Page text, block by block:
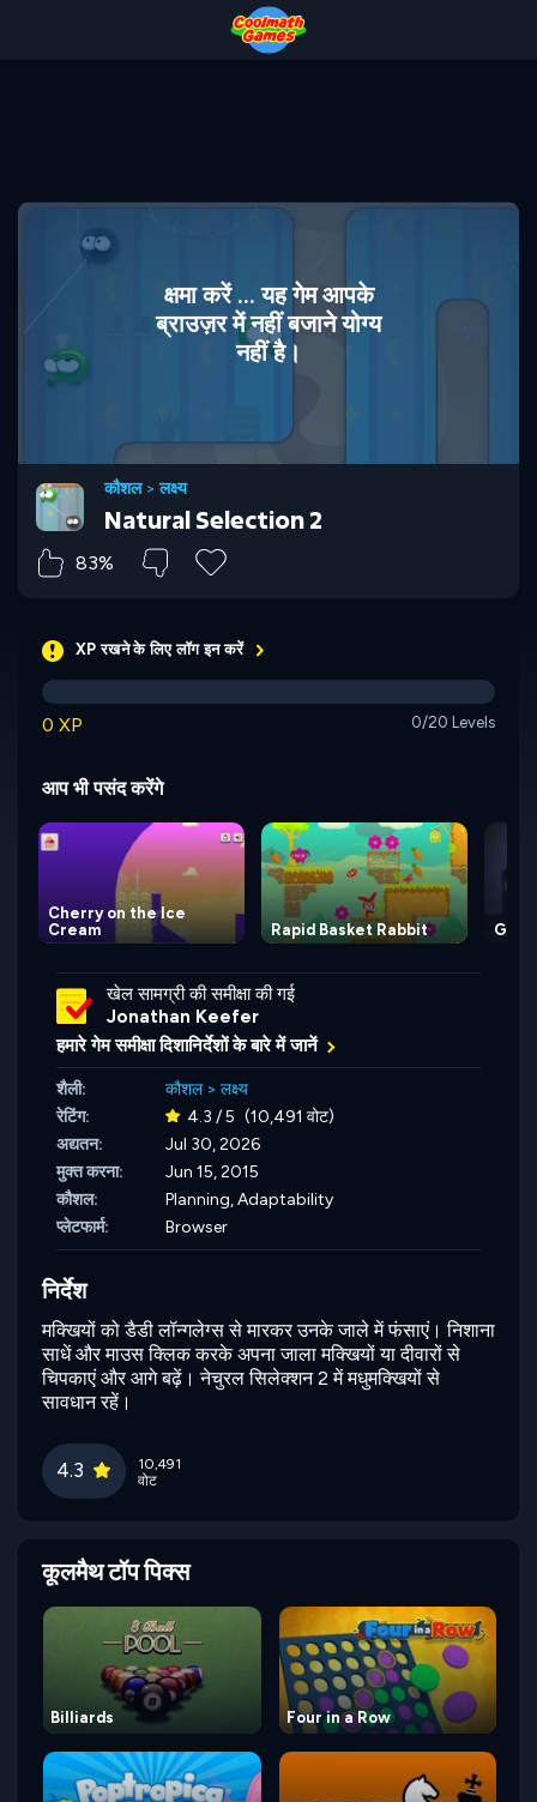
क्षमा करें ... यह गेम आपके
ब्राउज़र में नहीं बजाने योग्य
नहीं है।
कौशल>लक्ष्य
Natural Selection 2
83%
XP रखने के लिए लॉग इन करें
0 XP 0/20 Levels
आप भी पसंद करेंगे
Cherry on the Ice
Cream
Rapid Basket Rabbit
खेल सामग्री की समीक्षा की गई
Jonathan Keefer
हमारे गेम समीक्षा दिशानिर्देशों के बारे में जानें
शैली: कौशल> लक्ष्य
रेटिंग:
4.3 / 5 (10,491 वोट)
अद्यतन:
Jul 30, 2026
मुक्त करना:
Jun 15, 2015
कौशल:
Planning,Adaptability
प्लेटफार्म:
Browser
निर्देश
मक्खियों को डैडी लॉन्गलेग्स से मारकर उनके जाले में फंसाएं। निशाना
साधें और माउस क्लिक करके अपना जाला मक्खियों या दीवारों से
चिपकाएं और आगे बढ़ें। नेचुरल सिलेक्शन 2 में मधुमक्खियों से
सावधान रहें।
4.3
10,491
वोट
कूलमैथ टॉप पिक्स
Billiards Four in a Row